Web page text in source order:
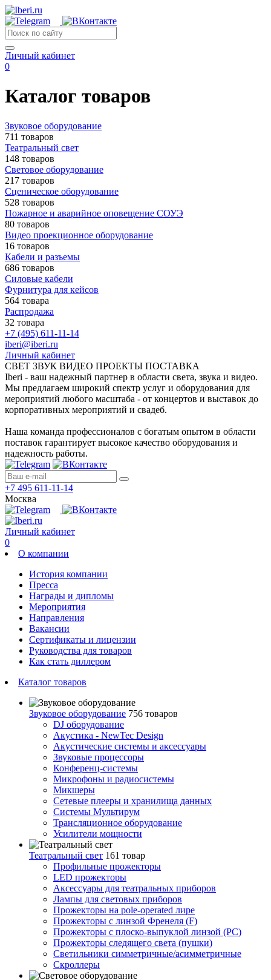
Личный кабинет
0
Каталог товаров
Звуковое оборудование
711 товаров
Театральный свет
148 товаров
Световое оборудование
217 товаров
Сценическое оборудование
528 товаров
Пожарное и аварийное оповещение СОУЭ
80 товаров
Видео проекционное оборудование
16 товаров
Кабели и разъемы
686 товаров
Силовые кабели
Фурнитура для кейсов
564 товара
Распродажа
32 товара
+7 (495) 611-11-14
iberi@iberi.ru
Личный кабинет
СВЕТ ЗВУК ВИДЕО ПРОЕКТЫ ПОСТАВКА
Iberi - ваш надежный партнер в области света, звука и видео.
Мы предлагаем широкий спектр услуг и оборудования для
мероприятий любого масштаба - от концертов и выставок до
корпоративных мероприятий и свадеб.
Наша команда профессионалов с богатым опытом в области
поставок гарантирует высокое качество оборудования и
надежность работы.
+7 495 611-11-14
Москва
Личный кабинет
0
О компании
История компании
Пресса
Награды и дипломы
Мероприятия
Направления
Вакансии
Сертификаты и лицензии
Руководства для товаров
Как стать диллером
Каталог товаров
Звуковое оборудование 756 товаров
DJ оборудование
Акустика - NewTec Design
Акустические системы и аксессуары
Звуковые процессоры
Конференц-системы
Микрофоны и радиосистемы
Микшеры
Сетевые плееры и хранилища данных
Системы Мультирум
Трансляционное оборудование
Усилители мощности
Театральный свет 161 товар
Профильные прожекторы
LED прожекторы
Аксессуары для театральных приборов
Лампы для световых приборов
Прожекторы на pole-operated лире
Прожекторы с линзой Френеля (F)
Прожекторы с плоско-выпуклой линзой (PC)
Прожекторы следящего света (пушки)
Светильники симметричные/асимметричные
Скроллеры